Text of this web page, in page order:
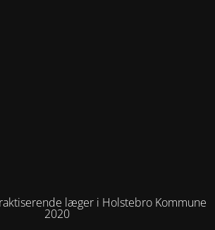
læger i Holstebro Kommune
2020